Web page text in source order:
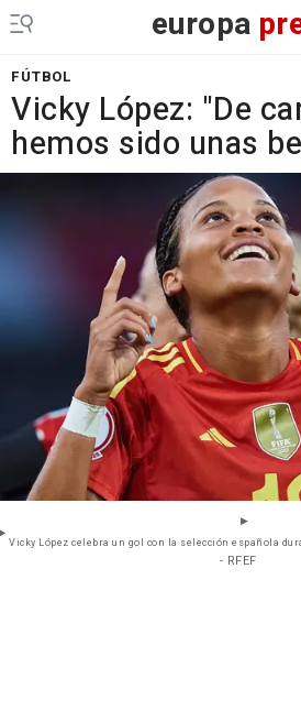
europa
FÚTBOL
Vicky López: "De
hemos sido unas
Vicky López celebra un gol con la selección española
- RFEF